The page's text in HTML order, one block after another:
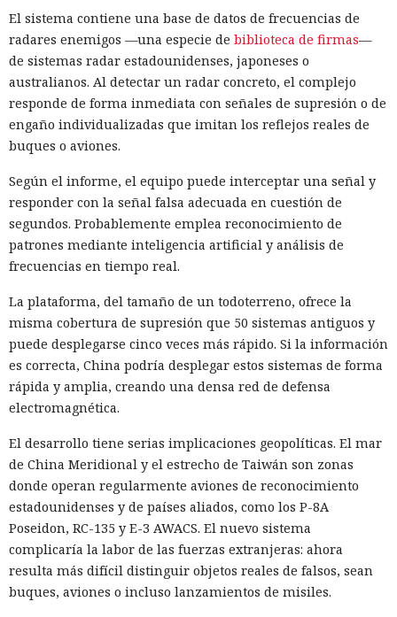
El sistema contiene una base de datos de frecuencias de
radares enemigos —una especie de biblioteca de firmas—
de sistemas radar estadounidenses, japoneses o
australianos. Al detectar un radar concreto, el complejo
responde de forma inmediata con señales de supresión o de
engaño individualizadas que imitan los reflejos reales de
buques o aviones.
Según el informe, el equipo puede interceptar una señal y
responder con la señal falsa adecuada en cuestión de
segundos. Probablemente emplea reconocimiento de
patrones mediante inteligencia artificial y análisis de
frecuencias en tiempo real.
La plataforma, del tamaño de un todoterreno, ofrece la
misma cobertura de supresión que 50 sistemas antiguos y
puede desplegarse cinco veces más rápido. Si la información
es correcta, China podría desplegar estos sistemas de forma
rápida y amplia, creando una densa red de defensa
electromagnética.
El desarrollo tiene serias implicaciones geopolíticas. El mar
de China Meridional y el estrecho de Taiwán son zonas
donde operan regularmente aviones de reconocimiento
estadounidenses y de países aliados, como los P-8A
Poseidon, RC-135 y E-3 AWACS. El nuevo sistema
complicaría la labor de las fuerzas extranjeras: ahora
resulta más difícil distinguir objetos reales de falsos, sean
buques, aviones o incluso lanzamientos de misiles.